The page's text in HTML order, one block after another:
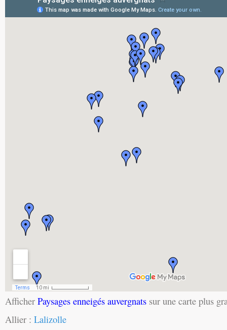
Afficher Paysages enneigés auvergnats sur une carte plus
Allier : Lalizolle